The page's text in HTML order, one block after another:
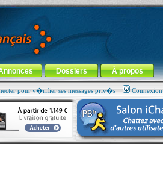
Dossiers À propos
pour v�rifier ses messages priv�s Connexion